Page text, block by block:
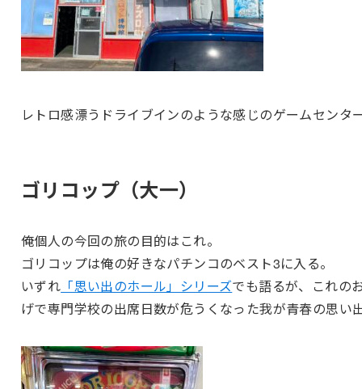
レトロ感漂うドライブインのような感じのゲームセンタ
ゴリコップ（大一）
俺個人の今回の旅の目的はこれ。
ゴリコップは俺の好きなパチンコのベスト3に入る。
いずれ 「思い出のホール」シリーズでも語るが、これの
げで専門学校の出席日数が危うくなった我が青春の思い